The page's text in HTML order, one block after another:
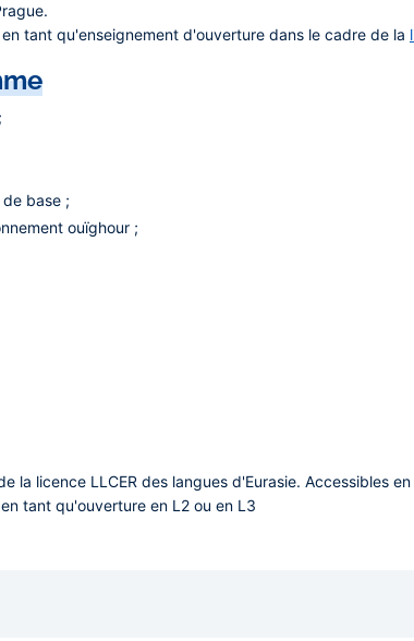
tant qu'enseignement d'ouverture dans le cadre de la
base ;
ouïghour ;
la licence LLCER des langues d'Eurasie. Accessibles
tant qu'ouverture en L2 ou en L3